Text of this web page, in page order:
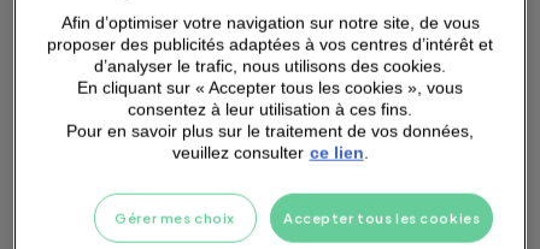
RENFORCEMENT MUSCULAIRE
COACHING PERSONNALISÉ
Valenciennes
DIMY
Afin d’optimiser votre navigation sur notre site, de vous
proposer des publicités adaptées à vos centres d’intérêt et
d’analyser le trafic, nous utilisons des cookies.
En cliquant sur « Accepter tous les cookies », vous
consentez à leur utilisation à ces fins.
Pour en savoir plus sur le traitement de vos données,
veuillez consulter ce lien
Accepter tous les cookies
Gérer mes choix